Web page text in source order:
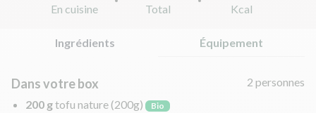
En cuisine
Total
Kcal
Ingrédients Équipement
Dans votre box
2 personnes
200 gtofu nature (200g) Bio